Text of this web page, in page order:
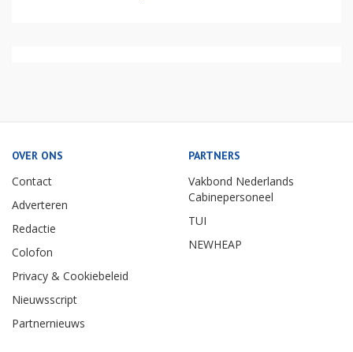
OVER ONS
Contact
Adverteren
Redactie
Colofon
Privacy & Cookiebeleid
Nieuwsscript
Partnernieuws
PARTNERS
Vakbond Nederlands
Cabinepersoneel
TUI
NEWHEAP